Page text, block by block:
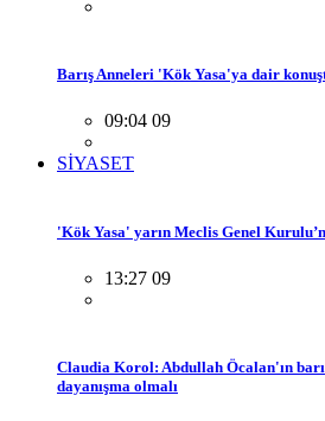
Barış Anneleri 'Kök Yasa'ya dair
09:04 09
SİYASET
'Kök Yasa' yarın Meclis Genel
13:27 09
Claudia Korol: Abdullah Öcalan'ın
dayanışma olmalı